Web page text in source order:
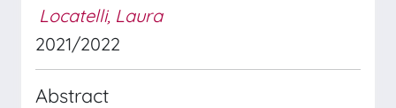
Locatelli, Laura
2021/2022
Abstract